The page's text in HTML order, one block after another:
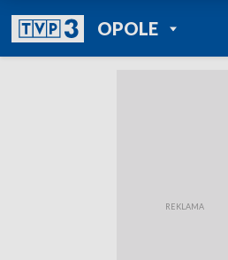
OPOLEPOWRÓT DO
TVP REGIONY